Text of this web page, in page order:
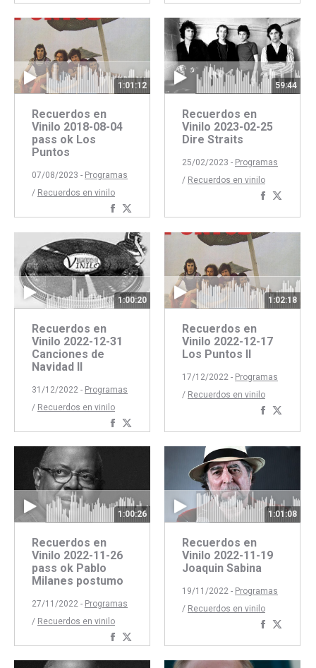
Facebook
Twitter
1:01:12
Recuerdos en
Vinilo 2018-08-04
pass ok Los
Puntos
07/08/2023 - Programas
/ Recuerdos en vinilo
Compartir
Facebook
Twitter
59:44
Recuerdos en
Vinilo 2023-02-25
Dire Straits
25/02/2023 - Programas
/ Recuerdos en vinilo
Compartir
1:00:20
Recuerdos en
Vinilo 2022-12-31
Canciones de
Navidad II
31/12/2022 - Programas
/ Recuerdos en vinilo
Compartir
1:02:18
Recuerdos en
Vinilo 2022-12-17
Los Puntos II
17/12/2022 - Programas
/ Recuerdos en vinilo
Compartir
1:00:26
Recuerdos en
Vinilo 2022-11-26
pass ok Pablo
Milanes postumo
27/11/2022 - Programas
/ Recuerdos en vinilo
Compartir
1:01:08
Recuerdos en
Vinilo 2022-11-19
Joaquin Sabina
19/11/2022 - Programas
/ Recuerdos en vinilo
Compartir